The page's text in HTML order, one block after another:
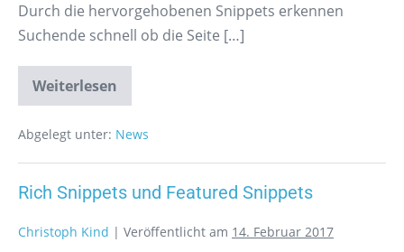
Durch die hervorgehobenen Snippets erkennen
Suchende schnell ob die Seite […]
Weiterlesen
Abgelegt unter: News
Rich Snippets und Featured Snippets
Christoph Kind | Veröffentlicht am 14. Februar 2017